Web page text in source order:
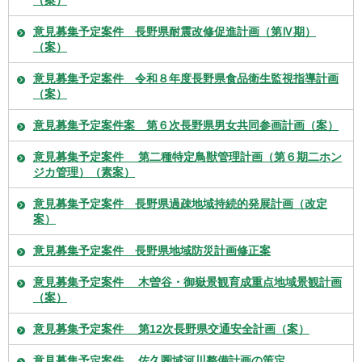
意見募集予定案件 長野県耐震改修促進計画（第Ⅳ期）
（案）
意見募集予定案件 令和８年度長野県食品衛生監視指導計画
（案）
意見募集予定案件案 第６次長野県男女共同参画計画（案）
意見募集予定案件 第二種特定鳥獣管理計画（第６期二ホン
ジカ管理）（素案）
意見募集予定案件 長野県過疎地域持続的発展計画（改定
案）
意見募集予定案件 長野県地域防災計画修正案
意見募集予定案件 木曽谷・御嶽景観育成重点地域景観計画
（案）
意見募集予定案件 第12次長野県交通安全計画（案）